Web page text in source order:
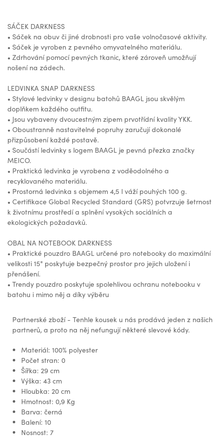
SÁČEK DARKNESS
• Sáček na obuv či jiné drobnosti pro vaše volnočasové aktivity.
• Sáček je vyroben z pevného omyvatelného materiálu.
• Zdrhování pomocí pevných tkanic, které zároveň umožňují
nošení na zádech.
LEDVINKA SNAP DARKNESS
• Stylové ledvinky v designu batohů BAAGL jsou skvělým
doplňkem každého outfitu.
• Jsou vybaveny dvoucestným zipem prvotřídní kvality YKK.
• Oboustranně nastavitelné popruhy zaručují dokonalé
přizpůsobení každé postavě.
• Součástí ledvinky s logem BAAGL je pevná přezka značky
MEICO.
• Praktická ledvinka je vyrobena z voděodolného a
recyklovaného materiálu.
• Prostorná ledvinka s objemem 4,5 l váží pouhých 100 g.
• Certifikace Global Recycled Standard (GRS) potvrzuje šetrnost
k životnímu prostředí a splnění vysokých sociálních a
ekologických požadavků.
OBAL NA NOTEBOOK DARKNESS
• Praktické pouzdro BAAGL určené pro notebooky do maximální
velikosti 15" poskytuje bezpečný prostor pro jejich uložení i
přenášení.
• Trendy pouzdro poskytuje spolehlivou ochranu notebooku v
batohu i mimo něj a díky výběru
Partnerské zboží - Tenhle kousek u nás prodává jeden z našich
partnerů, a proto na něj nefungují některé slevové kódy.
Materiál: 100% polyester
Počet stran: 0
Šířka: 29 cm
Výška: 43 cm
Hloubka: 20 cm
Hmotnost: 0,9 Kg
Barva: černá
Balení: 10
Nosnost: 7